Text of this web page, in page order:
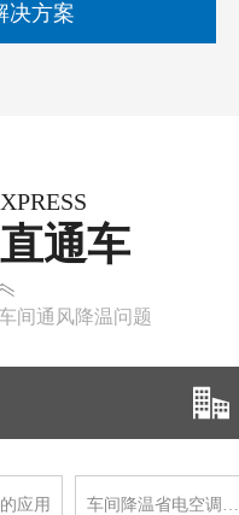
决方案
直通车
间通风降温问题
应用 车间降温省电空调…